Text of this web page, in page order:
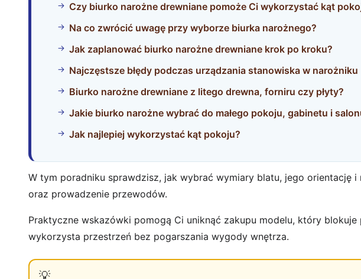
Czy biurko narożne drewniane pomoże Ci wykorzystać kąt
Na co zwrócić uwagę przy wyborze biurka narożnego?
Jak zaplanować biurko narożne drewniane krok po kroku?
Najczęstsze błędy podczas urządzania stanowiska w narożniku
Biurko narożne drewniane z litego drewna, forniru czy płyty?
Jakie biurko narożne wybrać do małego pokoju, gabinetu i
Jak najlepiej wykorzystać kąt pokoju?
W tym poradniku sprawdzisz, jak wybrać wymiary blatu, jego orientację
oraz prowadzenie przewodów.
Praktyczne wskazówki pomogą Ci uniknąć zakupu modelu, który
wykorzysta przestrzeń bez pogarszania wygody wnętrza.